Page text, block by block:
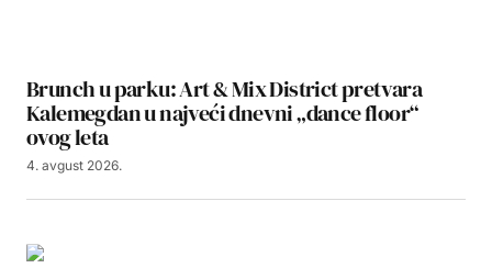
Brunch u parku: Art & Mix District pretvara
Kalemegdan u najveći dnevni „dance floor“
ovog leta
4. avgust 2026.